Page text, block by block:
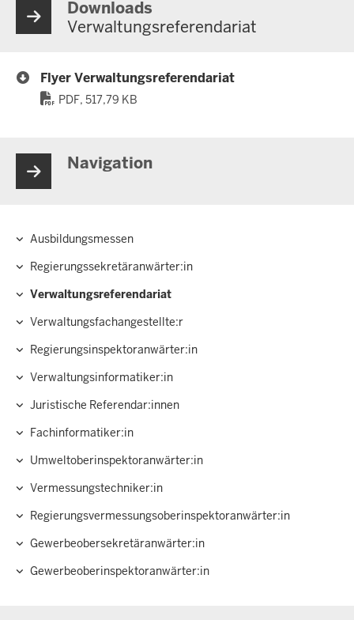
Downloads
Verwaltungsreferendariat
Flyer Verwaltungsreferendariat
PDF, 517,79 KB
Navigation
Ausbildungsmessen
Regierungssekretäranwärter:in
Verwaltungsreferendariat
Verwaltungsfachangestellte:r
Regierungs­inspektoranwärter:in
Verwaltungsinformatiker:in
Juristische Referendar:innen
Fachinformatiker:in
Umweltoberinspektoranwärter:in
Vermessungstechniker:in
Regierungsvermessungsoberinspektoranwärter:in
Gewerbeobersekretäranwärter:in
Gewerbeoberinspektoranwärter:in